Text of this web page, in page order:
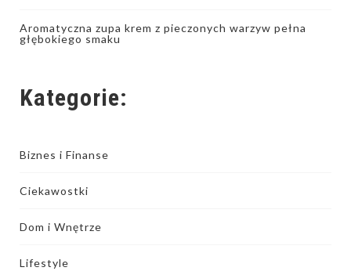
Aromatyczna zupa krem z pieczonych warzyw pełna
głębokiego smaku
Kategorie:
Biznes i Finanse
Ciekawostki
Dom i Wnętrze
Lifestyle